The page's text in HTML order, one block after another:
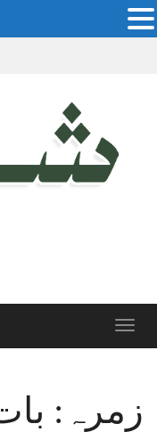
Toggle
زمرہ: